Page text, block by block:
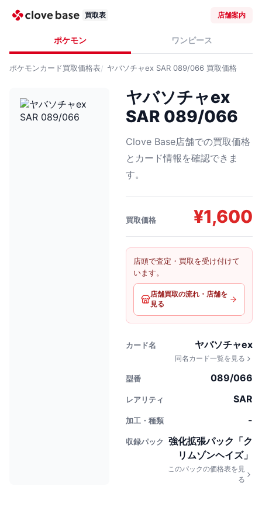
買取表 店舗案内
ポケモン ワンピース
ポケモンカード買取価格表 ヤバソチャex SAR 089/066 買取価格
ヤバソチャex
SAR 089/066
Clove Base店舗での買取価格
とカード情報を確認できま
す。
買取価格 ¥1,600
店頭で査定・買取を受け付けて
います。
店舗買取の流れ・店舗を
見る
カード名 ヤバソチャex
同名カード一覧を見る
型番 089/066
レアリティ SAR
加工・種類 -
収録パック
強化拡張パック「ク
リムゾンヘイズ」
このパックの価格表を見
る